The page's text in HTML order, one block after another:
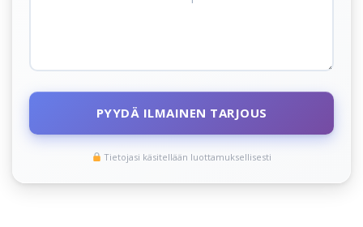
PYYDÄ ILMAINEN TARJOUS
Tietojasi käsitellään luottamuksellisesti